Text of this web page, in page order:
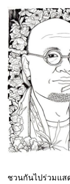
ชวนกันไปร่วมแส